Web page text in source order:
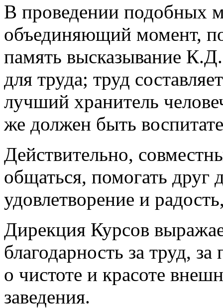
В проведении подобных
объединяющий момент,
память высказывание
для труда; труд
лучший хранитель
же должен быть
Действительно,
общаться, помогать друг
удовлетворение и
Дирекция Курсов
благодарность за труд,
о чистоте и красоте
заведения.